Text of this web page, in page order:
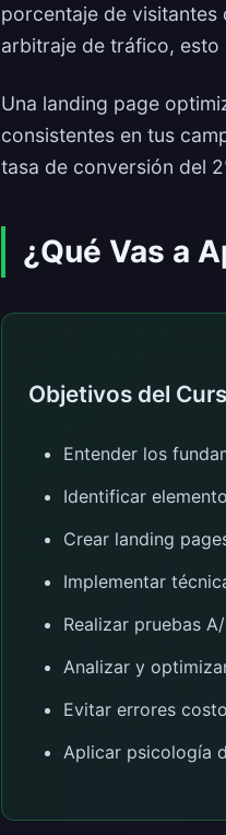
porcentaje de visitantes
arbitraje de tráfico,
Una landing page
consistentes en tus
tasa de conversión del
¿Qué Vas a
Objetivos del
Entender los
Identificar
Crear landing
Implementar
Realizar pruebas
Analizar y
Evitar errores
Aplicar psicología